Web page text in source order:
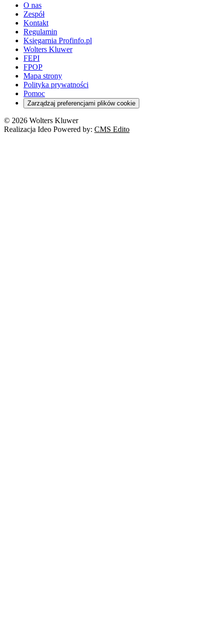
O nas
Zespół
Kontakt
Regulamin
Księgarnia Profinfo.pl
Wolters Kluwer
FEPI
FPOP
Mapa strony
Polityka prywatności
Pomoc
Zarządzaj preferencjami plików cookie
© 2026 Wolters Kluwer
Realizacja Ideo Powered by: CMS Edito